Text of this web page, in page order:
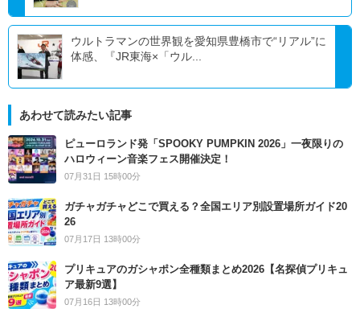
ウルトラマンの世界観を愛知県豊橋市で“リアル”に
体感、『JR東海×「ウル...
あわせて読みたい記事
ピューロランド発「SPOOKY PUMPKIN 2026」一夜限りの
ハロウィーン音楽フェス開催決定！
07月31日 15時00分
ガチャガチャどこで買える？全国エリア別設置場所ガイド20
26
07月17日 13時00分
プリキュアのガシャポン全種類まとめ2026【名探偵プリキュ
ア最新9選】
07月16日 13時00分